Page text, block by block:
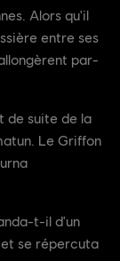
Alors qu'il
entre ses
par-
de suite de la
Le Griffon
t-il d'un
se répercuta